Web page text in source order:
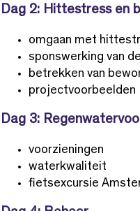
Dag 2: Hittestress en
omgaan met
sponswerking van
betrekken van
projectvoorbeelden
Dag 3:
voorzieningen
waterkwaliteit
fietsexcursie